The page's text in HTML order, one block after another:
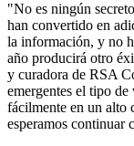
"No es ningún
han convertido en
la información, y no
año producirá otro
y curadora de RSA
emergentes el tipo
fácilmente en un alto
esperamos continuar